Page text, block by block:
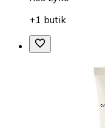
+1 butik